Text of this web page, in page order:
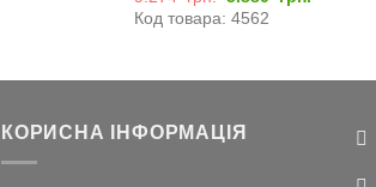
ціна:
9.274
Код товара: 4562
КОРИСНА ІНФОРМАЦІЯ